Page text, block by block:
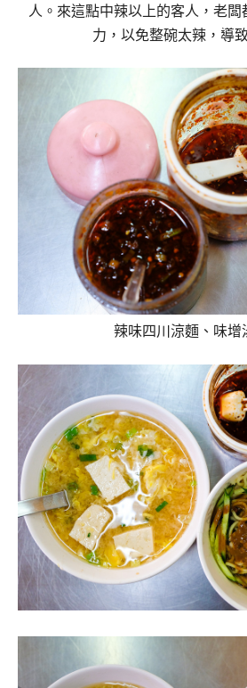
人。來這點中辣以上的客人，老
力，以免整碗太辣，導
辣味四川涼麵、味增